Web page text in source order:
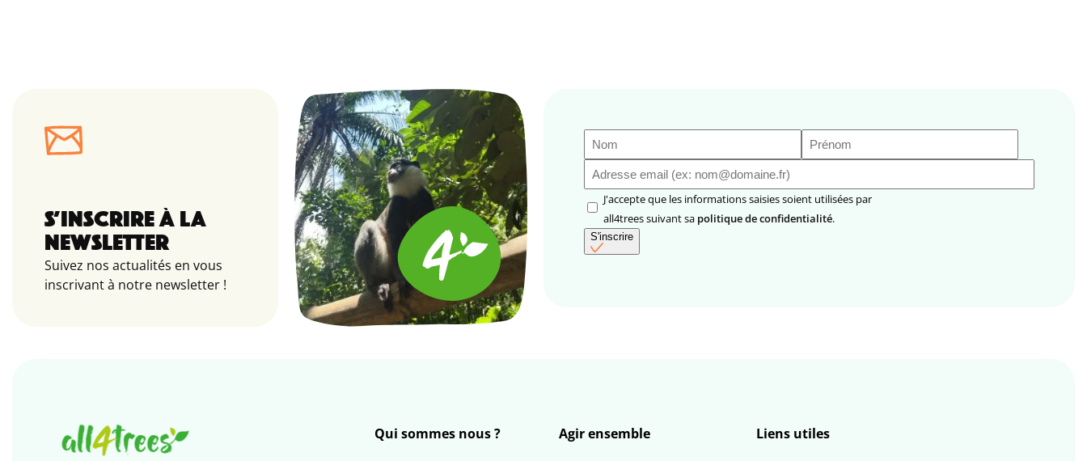
S’INSCRIRE À LA
NEWSLETTER
Suivez nos actualités en vous
inscrivant à notre newsletter !
Nom Prénom
mail(Nécessaire)
RGPD(Nécessaire)
J'accepte que les informations saisies soient utilisées par
all4trees suivant sa politique de confidentialité.
S'inscrire
Qui sommes nous ?
Agir ensemble
Liens utiles